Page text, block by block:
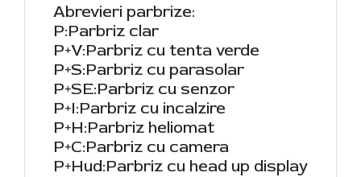
Abrevieri parbrize:
P:Parbriz clar
P+V:Parbriz cu tenta verde
P+S:Parbriz cu parasolar
P+SE:Parbriz cu senzor
P+I:Parbriz cu incalzire
P+H:Parbriz heliomat
P+C:Parbriz cu camera
P+Hud:Parbriz cu head up display